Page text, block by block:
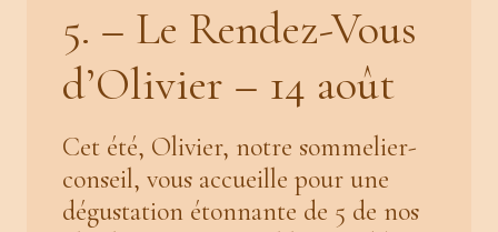
5. – Le Rendez-Vous
d’Olivier – 14 août
Cet été, Olivier, notre sommelier-
conseil, vous accueille pour une
dégustation étonnante de 5 de nos